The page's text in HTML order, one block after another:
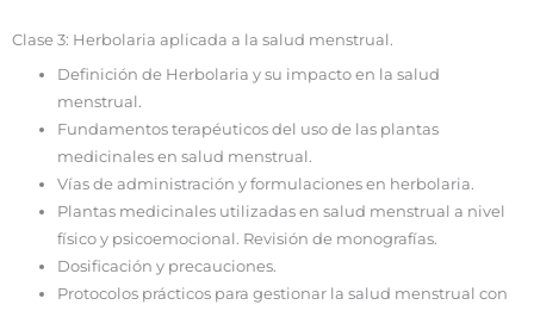
Clase 3: Herbolaria aplicada a la salud menstrual.
Definición de Herbolaria y su impacto en la salud
menstrual.
Fundamentos terapéuticos del uso de las plantas
medicinales en salud menstrual.
Vías de administración y formulaciones en herbolaria.
Plantas medicinales utilizadas en salud menstrual a nivel
físico y psicoemocional. Revisión de monografías.
Dosificación y precauciones.
Protocolos prácticos para gestionar la salud menstrual con